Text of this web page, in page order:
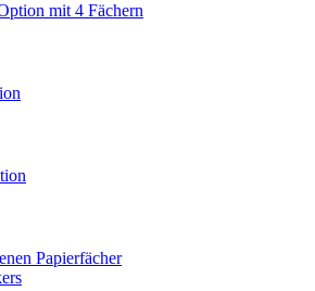
mit 4 Fächern
Papierfächer